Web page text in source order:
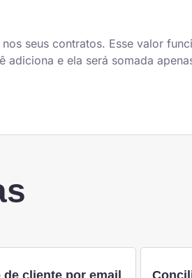
seus contratos. Esse valor
e ela será somada